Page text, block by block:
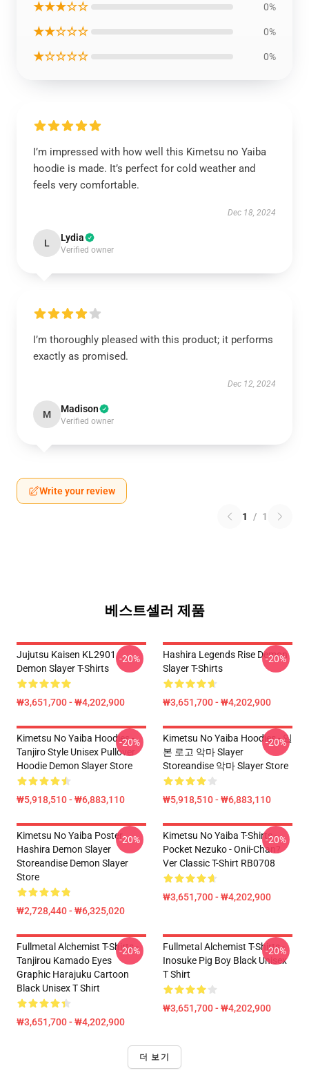
★★★☆☆ 0%
★★☆☆☆ 0%
★☆☆☆☆ 0%
I’m impressed with how well this Kimetsu no Yaiba
hoodie is made. It’s perfect for cold weather and
feels very comfortable.
Dec 18, 2024
L Lydia
Verified owner
I’m thoroughly pleased with this product; it performs
exactly as promised.
Dec 12, 2024
M Madison
Verified owner
Write your review
1 / 1
베스트셀러 제품
Jujutsu Kaisen KL2901
Demon Slayer T-Shirts
₩3,651,700 - ₩4,202,900
-20%
Hashira Legends Rise Demon
Slayer T-Shirts
₩3,651,700 - ₩4,202,900
-20%
Kimetsu No Yaiba Hoodies -
Tanjiro Style Unisex Pullover
Hoodie Demon Slayer Store
₩5,918,510 - ₩6,883,110
-20%
Kimetsu No Yaiba Hoodies - 일
본 로고 악마 Slayer
Storeandise 악마 Slayer Store
₩5,918,510 - ₩6,883,110
-20%
Kimetsu No Yaiba Poster
Hashira Demon Slayer
Storeandise Demon Slayer
Store
₩2,728,440 - ₩6,325,020
-20%
Kimetsu No Yaiba T-Shirts -
Pocket Nezuko - Onii-Chan?
Ver Classic T-Shirt RB0708
₩3,651,700 - ₩4,202,900
-20%
Fullmetal Alchemist T-Shirts -
Tanjirou Kamado Eyes
Graphic Harajuku Cartoon
Black Unisex T Shirt
₩3,651,700 - ₩4,202,900
-20%
Fullmetal Alchemist T-Shirts -
Inosuke Pig Boy Black Unisex
T Shirt
₩3,651,700 - ₩4,202,900
-20%
더 보기